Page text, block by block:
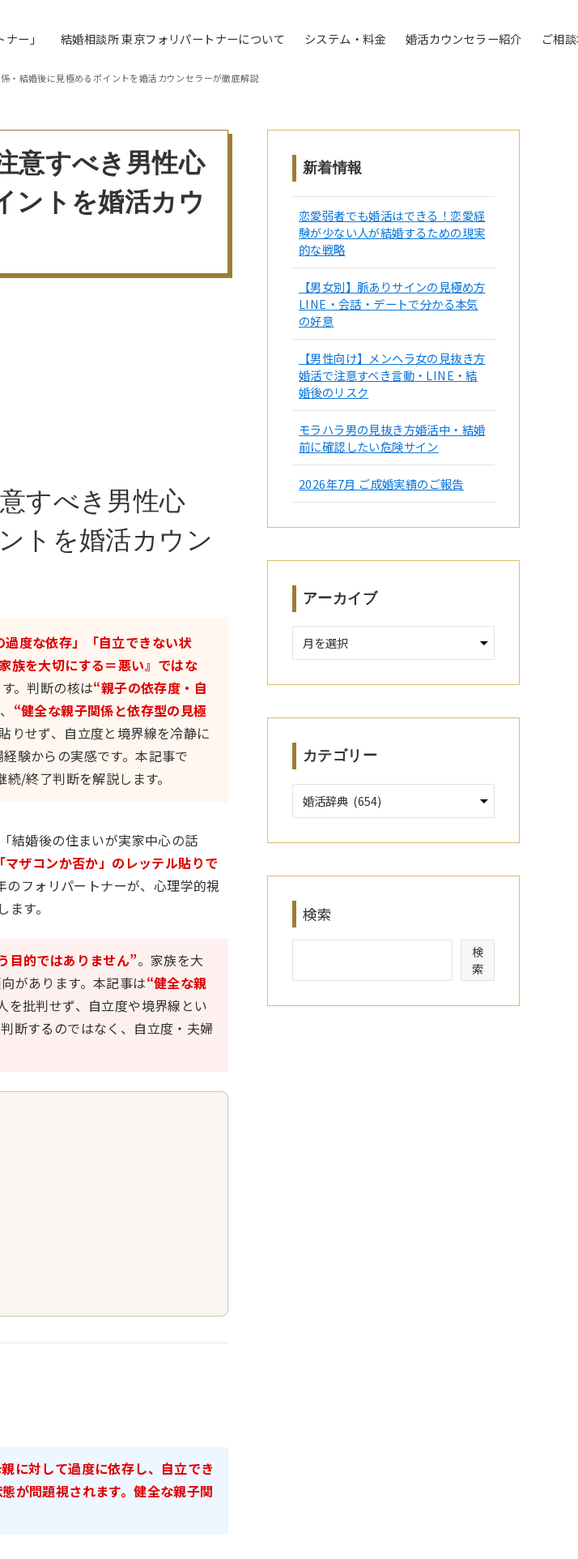
ー」 結婚相談所 東京フォリパートナーについて システム・料金 婚活カウンセラー紹介 ご相
・結婚後に見極めるポイントを婚活カウンセラーが徹底解説
意すべき男性心
ントを婚活カウ
すべき男性心
トを婚活カウン
過度な依存」「自立できない状
族を大切にする＝悪い』ではな
。判断の核は“親子の依存度・自
“健全な親子関係と依存型の見極
りせず、自立度と境界線を冷静に
験からの実感です。本記事で
/終了判断を解説します。
結婚後の住まいが実家中心の話
マザコンか否か」のレッテル貼りで
のフォリパートナーが、心理学的視
ます。
目的ではありません”。家族を大
があります。本記事は“健全な親
を批判せず、自立度や境界線とい
断するのではなく、自立度・夫婦
に対して過度に依存し、自立でき
が問題視されます。健全な親子関
新着情報
恋愛弱者でも婚活はできる！恋愛経
験が少ない人が結婚するための現実
的な戦略
【男女別】脈ありサインの見極め方
LINE・会話・デートで分かる本気
の好意
【男性向け】メンヘラ女の見抜き方
婚活で注意すべき言動・LINE・結
婚後のリスク
モラハラ男の見抜き方婚活中・結婚
前に確認したい危険サイン
2026年7月 ご成婚実績のご報告
アーカイブ
ー
イ
カテゴリー
検索
検
索